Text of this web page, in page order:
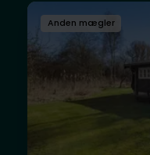
Anden mægler